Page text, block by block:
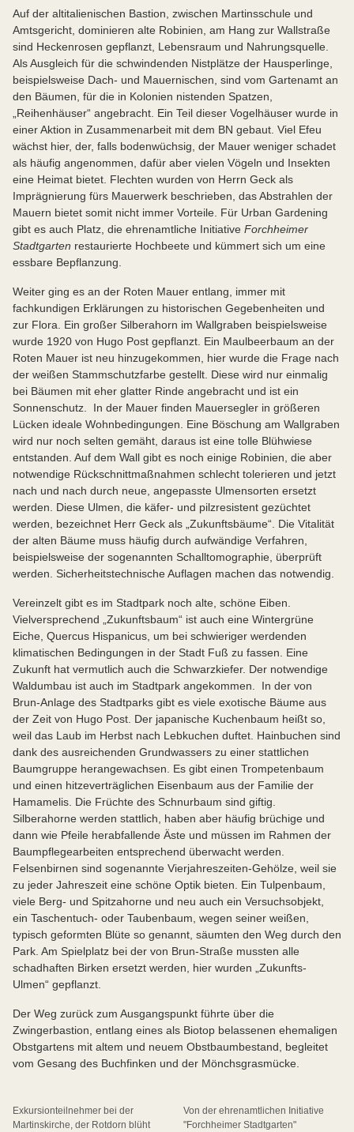
Auf der altitalienischen Bastion, zwischen Martinsschule und
Amtsgericht, dominieren alte Robinien, am Hang zur Wallstraße
sind Heckenrosen gepflanzt, Lebensraum und Nahrungsquelle.
Als Ausgleich für die schwindenden Nistplätze der Hausperlinge,
beispielsweise Dach- und Mauernischen, sind vom Gartenamt an
den Bäumen, für die in Kolonien nistenden Spatzen,
„Reihenhäuser“ angebracht. Ein Teil dieser Vogelhäuser wurde in
einer Aktion in Zusammenarbeit mit dem BN gebaut. Viel Efeu
wächst hier, der, falls bodenwüchsig, der Mauer weniger schadet
als häufig angenommen, dafür aber vielen Vögeln und Insekten
eine Heimat bietet. Flechten wurden von Herrn Geck als
Imprägnierung fürs Mauerwerk beschrieben, das Abstrahlen der
Mauern bietet somit nicht immer Vorteile. Für Urban Gardening
gibt es auch Platz, die ehrenamtliche Initiative Forchheimer
Stadtgarten restaurierte Hochbeete und kümmert sich um eine
essbare Bepflanzung.
Weiter ging es an der Roten Mauer entlang, immer mit
fachkundigen Erklärungen zu historischen Gegebenheiten und
zur Flora. Ein großer Silberahorn im Wallgraben beispielsweise
wurde 1920 von Hugo Post gepflanzt. Ein Maulbeerbaum an der
Roten Mauer ist neu hinzugekommen, hier wurde die Frage nach
der weißen Stammschutzfarbe gestellt. Diese wird nur einmalig
bei Bäumen mit eher glatter Rinde angebracht und ist ein
Sonnenschutz. In der Mauer finden Mauersegler in größeren
Lücken ideale Wohnbedingungen. Eine Böschung am Wallgraben
wird nur noch selten gemäht, daraus ist eine tolle Blühwiese
entstanden. Auf dem Wall gibt es noch einige Robinien, die aber
notwendige Rückschnittmaßnahmen schlecht tolerieren und jetzt
nach und nach durch neue, angepasste Ulmensorten ersetzt
werden. Diese Ulmen, die käfer- und pilzresistent gezüchtet
werden, bezeichnet Herr Geck als „Zukunftsbäume“. Die Vitalität
der alten Bäume muss häufig durch aufwändige Verfahren,
beispielsweise der sogenannten Schalltomographie, überprüft
werden. Sicherheitstechnische Auflagen machen das notwendig.
Vereinzelt gibt es im Stadtpark noch alte, schöne Eiben.
Vielversprechend „Zukunftsbaum“ ist auch eine Wintergrüne
Eiche, Quercus Hispanicus, um bei schwieriger werdenden
klimatischen Bedingungen in der Stadt Fuß zu fassen. Eine
Zukunft hat vermutlich auch die Schwarzkiefer. Der notwendige
Waldumbau ist auch im Stadtpark angekommen. In der von
Brun-Anlage des Stadtparks gibt es viele exotische Bäume aus
der Zeit von Hugo Post. Der japanische Kuchenbaum heißt so,
weil das Laub im Herbst nach Lebkuchen duftet. Hainbuchen sind
dank des ausreichenden Grundwassers zu einer stattlichen
Baumgruppe herangewachsen. Es gibt einen Trompetenbaum
und einen hitzeverträglichen Eisenbaum aus der Familie der
Hamamelis. Die Früchte des Schnurbaum sind giftig.
Silberahorne werden stattlich, haben aber häufig brüchige und
dann wie Pfeile herabfallende Äste und müssen im Rahmen der
Baumpflegearbeiten entsprechend überwacht werden.
Felsenbirnen sind sogenannte Vierjahreszeiten-Gehölze, weil sie
zu jeder Jahreszeit eine schöne Optik bieten. Ein Tulpenbaum,
viele Berg- und Spitzahorne und neu auch ein Versuchsobjekt,
ein Taschentuch- oder Taubenbaum, wegen seiner weißen,
typisch geformten Blüte so genannt, säumten den Weg durch den
Park. Am Spielplatz bei der von Brun-Straße mussten alle
schadhaften Birken ersetzt werden, hier wurden „Zukunfts-
Ulmen“ gepflanzt.
Der Weg zurück zum Ausgangspunkt führte über die
Zwingerbastion, entlang eines als Biotop belassenen ehemaligen
Obstgartens mit altem und neuem Obstbaumbestand, begleitet
vom Gesang des Buchfinken und der Mönchsgrasmücke.
Exkursionteilnehmer bei der
Martinskirche, der Rotdorn blüht
Von der ehrenamtlichen Initiative
"Forchheimer Stadtgarten"